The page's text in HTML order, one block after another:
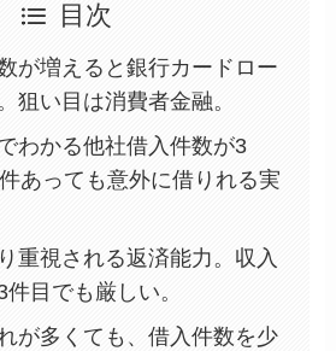
目次
が増えると銀行カードロー
狙い目は消費者金融。
わかる他社借入件数が3
あっても意外に借りれる実
重視される返済能力。収入
目でも厳しい。
が多くても、借入件数を少